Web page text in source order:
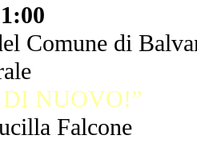
Comune di
NUOVO!”
Falcone